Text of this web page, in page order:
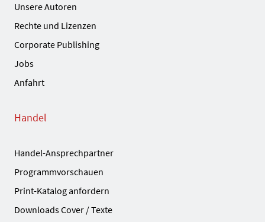
Unsere Autoren
Rechte und Lizenzen
Corporate Publishing
Jobs
Anfahrt
Handel
Handel-Ansprechpartner
Programmvorschauen
Print-Katalog anfordern
Downloads Cover / Texte